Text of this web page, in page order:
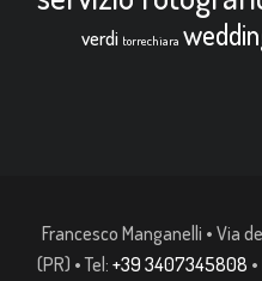
verdi torrechiara
Francesco Manganelli • Via
(PR) • Tel: +39 3407345808